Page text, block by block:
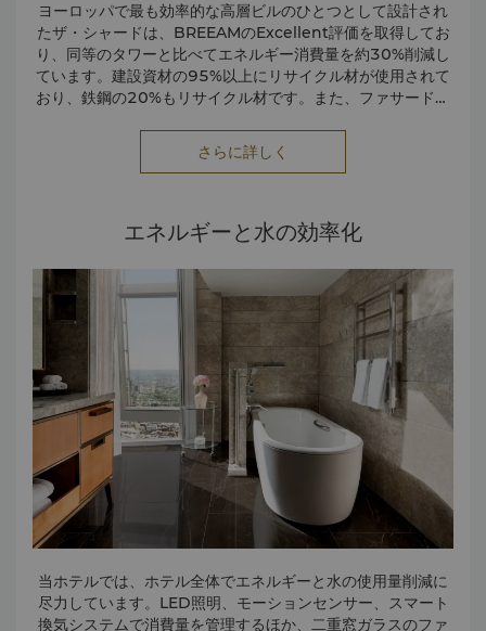
ヨーロッパで最も効率的な高層ビルのひとつとして設計され
たザ・シャードは、BREEAMのExcellent評価を取得してお
り、同等のタワーと比べてエネルギー消費量を約30%削減し
ています。建設資材の95%以上にリサイクル材が使用されて
おり、鉄鋼の20%もリサイクル材です。また、ファサードは
で、このロンドンを代表するランドマークで責任ある運営を
実現しています。
さらに詳しく
エネルギーと水の効率化
当ホテルでは、ホテル全体でエネルギーと水の使用量削減に
尽力しています。LED照明、モーションセンサー、スマート
換気システムで消費量を管理するほか、二重窓ガラスのファ